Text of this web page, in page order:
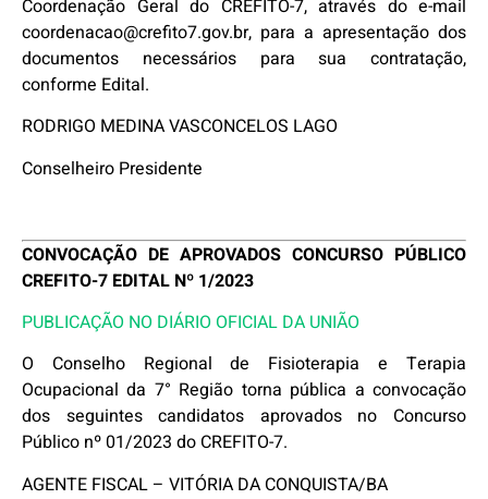
Coordenação Geral do CREFITO-7, através do e-mail
coordenacao@crefito7.gov.br, para a apresentação dos
documentos necessários para sua contratação,
conforme Edital.
RODRIGO MEDINA VASCONCELOS LAGO
Conselheiro Presidente
CONVOCAÇÃO DE APROVADOS CONCURSO PÚBLICO
CREFITO-7 EDITAL Nº 1/2023
PUBLICAÇÃO NO DIÁRIO OFICIAL DA UNIÃO
O Conselho Regional de Fisioterapia e Terapia
Ocupacional da 7° Região torna pública a convocação
dos seguintes candidatos aprovados no Concurso
Público nº 01/2023 do CREFITO-7.
AGENTE FISCAL – VITÓRIA DA CONQUISTA/BA